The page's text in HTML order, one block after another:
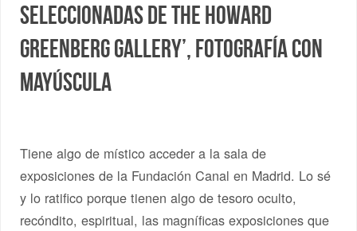
seleccionadas de The Howard
Greenberg Gallery’, Fotografía con
mayúscula
Tiene algo de místico acceder a la sala de
exposiciones de la Fundación Canal en Madrid. Lo sé
y lo ratifico porque tienen algo de tesoro oculto,
recóndito, espiritual, las magníficas exposiciones que